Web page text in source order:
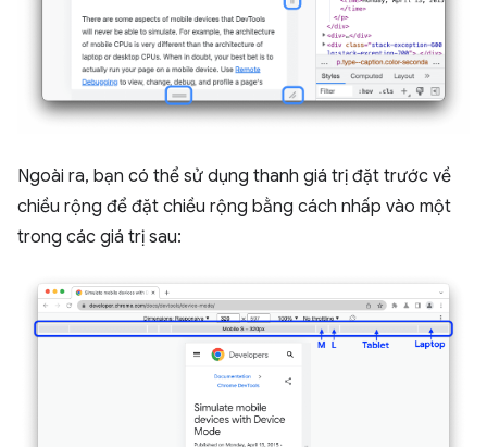
Ngoài ra, bạn có thể sử dụng thanh giá trị đặt trước về
chiều rộng để đặt chiều rộng bằng cách nhấp vào một
trong các giá trị sau: